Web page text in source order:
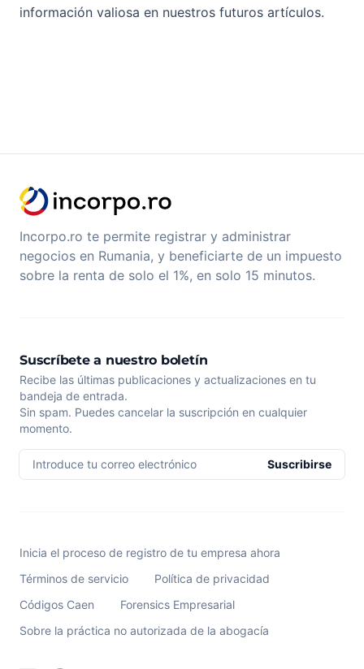
información valiosa en nuestros futuros artículos.
Incorpo.ro te permite registrar y administrar
negocios en Rumania, y beneficiarte de un impuesto
sobre la renta de solo el 1%, en solo 15 minutos.
Suscríbete a nuestro boletín
Recibe las últimas publicaciones y actualizaciones en tu
bandeja de entrada.
Sin spam. Puedes cancelar la suscripción en cualquier
momento.
Introduce tu correo electrónico Suscribirse
Inicia el proceso de registro de tu empresa ahora
Términos de servicio
Política de privacidad
Códigos Caen
Forensics Empresarial
Sobre la práctica no autorizada de la abogacía